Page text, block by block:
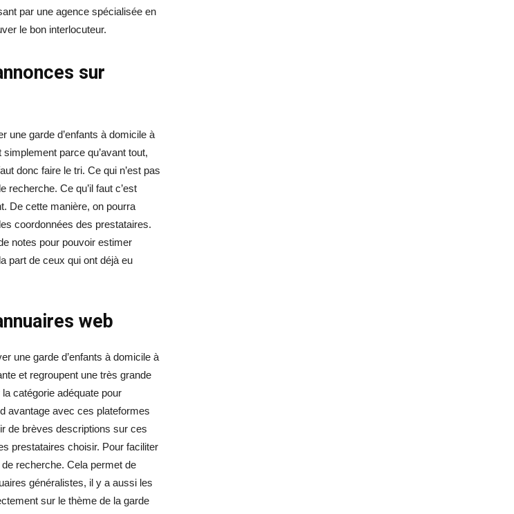
par une agence spécialisée en
le bon interlocuteur.
sur
une garde d’enfants à domicile à
parce qu’avant tout,
donc faire le tri. Ce qui n’est pas
recherche. Ce qu’il faut c’est
De cette manière, on pourra
coordonnées des prestataires.
notes pour pouvoir estimer
part de ceux qui ont déjà eu
web
une garde d’enfants à domicile à
et regroupent une très grande
catégorie adéquate pour
avantage avec ces plateformes
de brèves descriptions sur ces
prestataires choisir. Pour faciliter
recherche. Cela permet de
généralistes, il y a aussi les
sur le thème de la garde